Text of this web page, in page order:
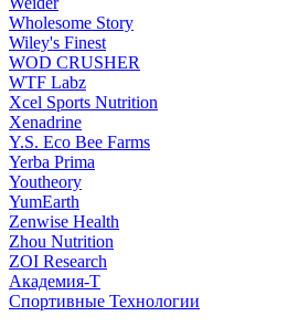
Wholesome Story
Wiley's Finest
WOD CRUSHER
WTF Labz
Xcel Sports Nutrition
Xenadrine
Y.S. Eco Bee Farms
Yerba Prima
Youtheory
YumEarth
Zenwise Health
Zhou Nutrition
ZOI Research
Академия-Т
Спортивные Технологии